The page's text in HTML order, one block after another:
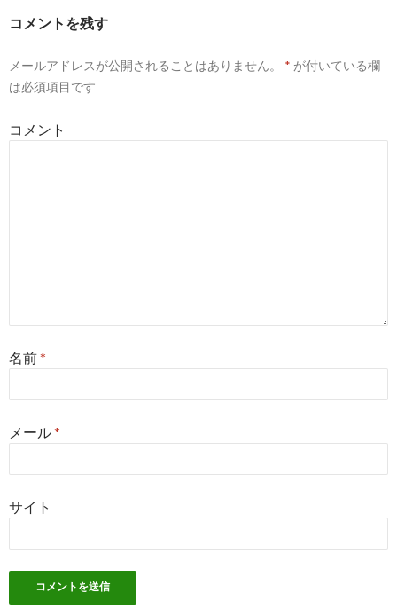
ゲ
シ
ン
コメントを残す
メールアドレスが公開されることはありません。 * が付いている欄
は必須項目です
コメント
名前*
メール*
サイト